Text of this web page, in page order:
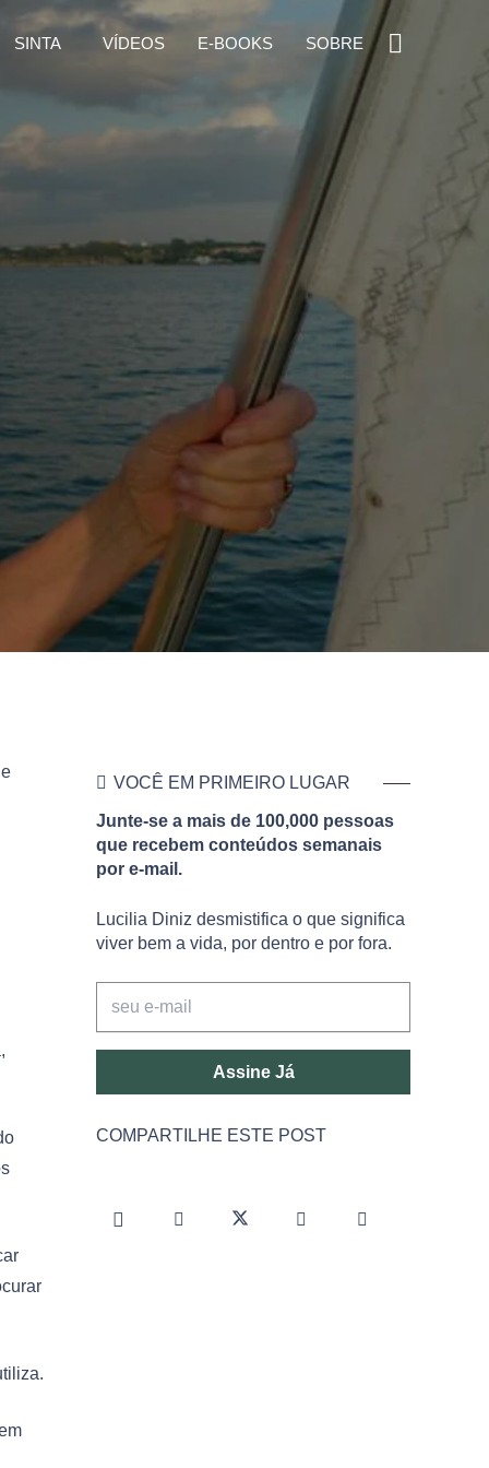
SINTA VÍDEOS E-BOOKS SOBRE
VOCÊ EM PRIMEIRO LUGAR
Junte-se a mais de 100,000 pessoas
que recebem conteúdos semanais
por e-mail.
Lucilia Diniz desmistifica o que significa
viver bem a vida, por dentro e por fora.
Assine Já
COMPARTILHE ESTE POST